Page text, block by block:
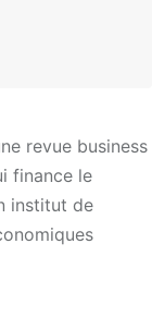
revue business
finance le
institut de